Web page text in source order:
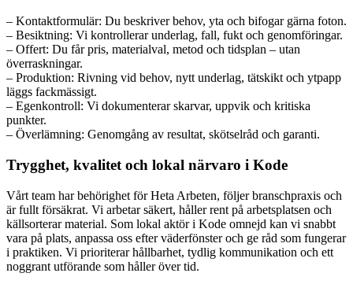
– Kontaktformulär: Du beskriver behov, yta och bifogar gärna foton.
– Besiktning: Vi kontrollerar underlag, fall, fukt och genomföringar.
– Offert: Du får pris, materialval, metod och tidsplan – utan
överraskningar.
– Produktion: Rivning vid behov, nytt underlag, tätskikt och ytpapp
läggs fackmässigt.
– Egenkontroll: Vi dokumenterar skarvar, uppvik och kritiska
punkter.
– Överlämning: Genomgång av resultat, skötselråd och garanti.
Trygghet, kvalitet och lokal närvaro i Kode
Vårt team har behörighet för Heta Arbeten, följer branschpraxis och
är fullt försäkrat. Vi arbetar säkert, håller rent på arbetsplatsen och
källsorterar material. Som lokal aktör i Kode omnejd kan vi snabbt
vara på plats, anpassa oss efter väderfönster och ge råd som fungerar
i praktiken. Vi prioriterar hållbarhet, tydlig kommunikation och ett
noggrant utförande som håller över tid.